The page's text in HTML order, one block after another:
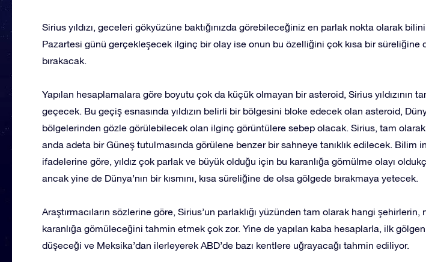
Sirius yıldızı, geceleri gökyüzüne baktığınızda görebileceğiniz en parlak nokta olarak
Pazartesi günü gerçekleşecek ilginç bir olay ise onun bu özelliğini çok kısa bir süreliğine
bırakacak.
Yapılan hesaplamalara göre boyutu çok da küçük olmayan bir asteroid, Sirius yıldızının
geçecek. Bu geçiş esnasında yıldızın belirli bir bölgesini bloke edecek olan asteroid,
bölgelerinden gözle görülebilecek olan ilginç görüntülere sebep olacak. Sirius, tam
anda adeta bir Güneş tutulmasında görülene benzer bir sahneye tanıklık edilecek. Bilim
ifadelerine göre, yıldız çok parlak ve büyük olduğu için bu karanlığa gömülme olayı
ancak yine de Dünya’nın bir kısmını, kısa süreliğine de olsa gölgede bırakmaya yetecek.
Araştırmacıların sözlerine göre, Sirius’un parlaklığı yüzünden tam olarak hangi şehirlerin,
karanlığa gömüleceğini tahmin etmek çok zor. Yine de yapılan kaba hesaplarla, ilk
düşeceği ve Meksika’dan ilerleyerek ABD’de bazı kentlere uğrayacağı tahmin ediliyor.